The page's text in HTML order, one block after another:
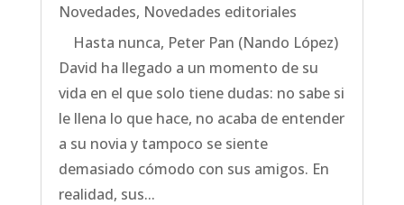
Novedades, Novedades editoriales
Hasta nunca, Peter Pan (Nando López)
David ha llegado a un momento de su
vida en el que solo tiene dudas: no sabe si
le llena lo que hace, no acaba de entender
a su novia y tampoco se siente
demasiado cómodo con sus amigos. En
realidad, sus...